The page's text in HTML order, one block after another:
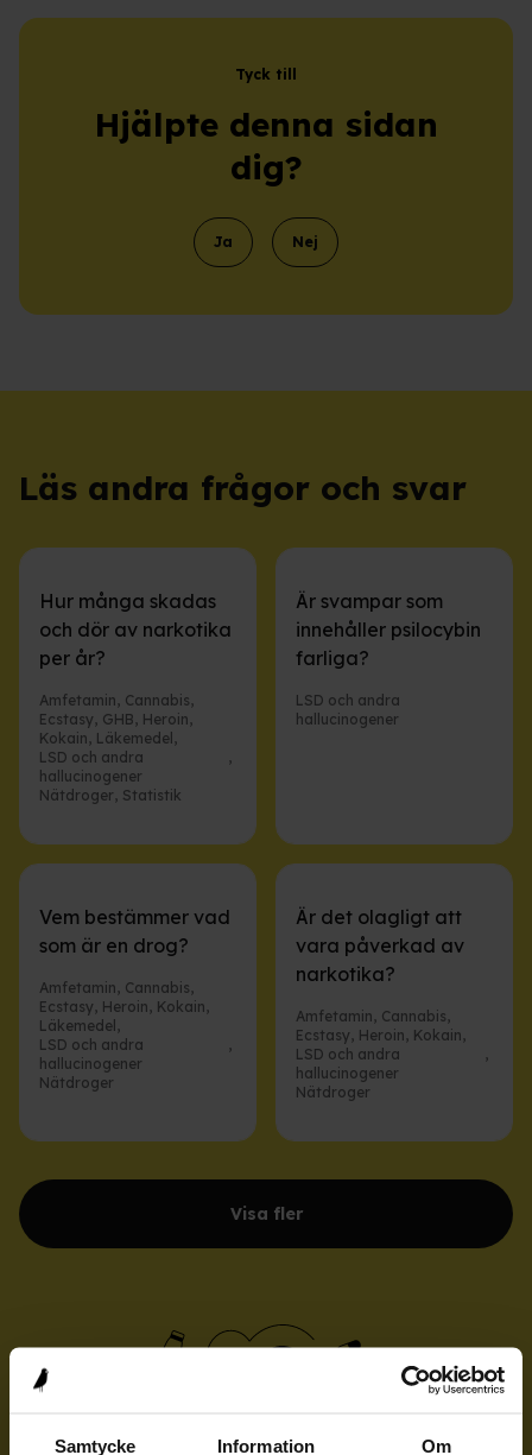
Samtycke Information Om
Tyck till
Hjälpte denna sidan
dig?
Ja Nej
Läs andra frågor och svar
Hur många skadas
och dör av narkotika
per år?
Amfetamin , Cannabis ,
Ecstasy , GHB , Heroin ,
Kokain , Läkemedel ,
LSD och andra
hallucinogener
,
Nätdroger , Statistik
Är svampar som
innehåller psilocybin
farliga?
LSD och andra
hallucinogener
Vem bestämmer vad
som är en drog?
Amfetamin , Cannabis ,
Ecstasy , Heroin , Kokain ,
Läkemedel ,
LSD och andra
hallucinogener
,
Nätdroger
Är det olagligt att
vara påverkad av
narkotika?
Amfetamin , Cannabis ,
Ecstasy , Heroin , Kokain ,
LSD och andra
hallucinogener
,
Nätdroger
Visa fler